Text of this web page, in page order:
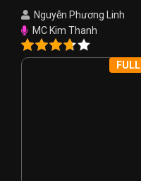
Nguyễn Phương Linh
MC Kim Thanh
FULL